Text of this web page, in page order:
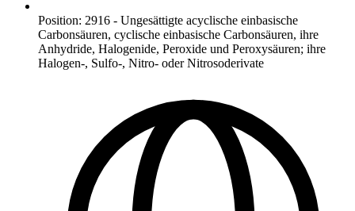
Position: 2916 - Ungesättigte acyclische einbasische
Carbonsäuren, cyclische einbasische Carbonsäuren, ihre
Anhydride, Halogenide, Peroxide und Peroxysäuren; ihre
Halogen-, Sulfo-, Nitro- oder Nitrosoderivate